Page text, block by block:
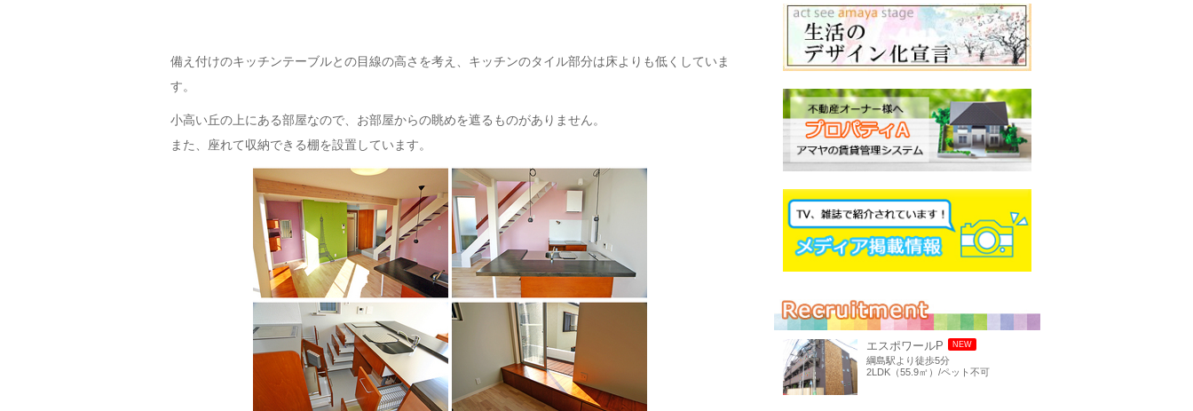
備え付けのキッチンテーブルとの目線の高さを考え、キッチンのタイル部分は床よりも低くしていま
す。
小高い丘の上にある部屋なので、お部屋からの眺めを遮るものがありません。
また、座れて収納できる棚を設置しています。
エスポワールP NEW
綱島駅より徒歩5分
2LDK（55.9㎡）/ペット不可